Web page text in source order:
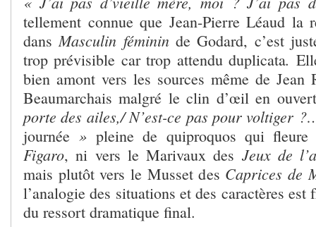
tellement connue que Jean-Pierre Léaud la
dansMasculin fémininde Godard, c’est
trop prévisible car trop attendu duplicata.
bien amont vers les sources même de Jean
Beaumarchais malgré le clin d’œil en
porte des ailes,/ N’est-ce pas pour voltiger
journée» pleine de quiproquos qui
Figaro, ni vers le Marivaux des Jeux de
mais plutôt vers le Musset des Caprices de
l’analogie des situations et des caractères est
du ressort dramatique final.